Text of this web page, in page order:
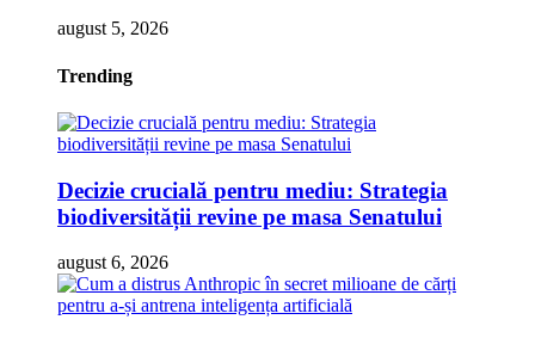
august 5, 2026
Trending
Decizie crucială pentru mediu: Strategia
biodiversității revine pe masa Senatului
august 6, 2026